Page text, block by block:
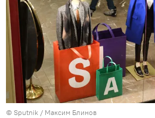
© Sputnik / Максим Блинов